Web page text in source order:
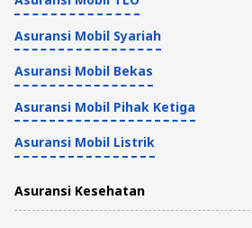
Asuransi Mobil Syariah
Asuransi Mobil Bekas
Asuransi Mobil Pihak Ketiga
Asuransi Mobil Listrik
Asuransi Kesehatan